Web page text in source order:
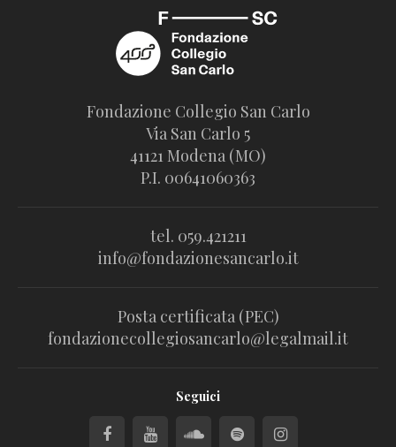
Fondazione Collegio San Carlo
Via San Carlo 5
41121 Modena (MO)
P.I. 00641060363
tel. 059.421211
info@fondazionesancarlo.it
Posta certificata (PEC)
fondazionecollegiosancarlo@legalmail.it
Seguici